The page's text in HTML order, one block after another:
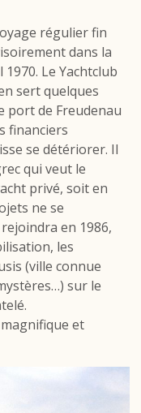
régulier fin
dans la
1970. Le Yachtclub
sert quelques
port de Freudenau
financiers
se détériorer. Il
qui veut le
privé, soit en
ne se
en 1986,
les
(ville connue
sur le
et